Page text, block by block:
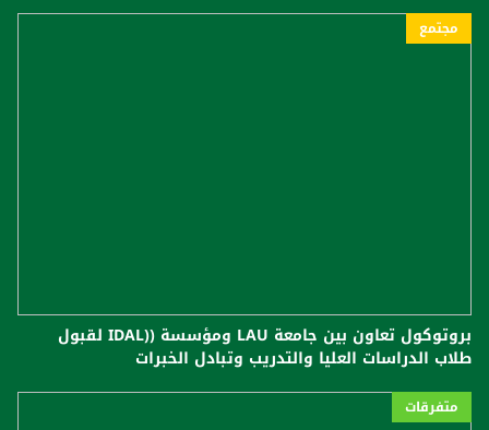
مجتمع
بروتوكول تعاون بين جامعة LAU ومؤسسة ((IDAL لقبول
طلاب الدراسات العليا والتدريب وتبادل الخبرات
متفرقات